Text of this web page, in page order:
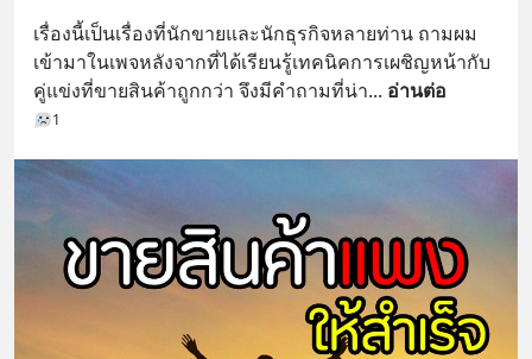
เรื่องนี้เป็นเรื่องที่นักขายและนักธุรกิจหลายท่าน ถามผม
เข้ามาในเพจหลังจากที่ได้เรียนรู้เทคนิคการเผชิญหน้ากับ
คู่แข่งที่ขายสินค้าถูกกว่า จึงมีคำถามที่น่า... อ่านต่อ
1